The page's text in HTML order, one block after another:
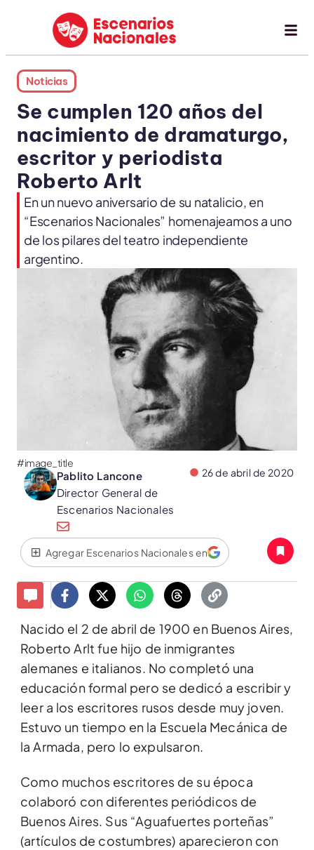
Noticias
Se cumplen 120 años del
nacimiento de dramaturgo,
escritor y periodista
Roberto Arlt
En un nuevo aniversario de su natalicio, en
“Escenarios Nacionales” homenajeamos a uno
de los pilares del teatro independiente
argentino.
#image_title
Pablito Lancone
Director General de
Escenarios Nacionales
26 de abril de 2020
Agregar Escenarios Nacionales en
Nacido el 2 de abril de 1900 en Buenos Aires,
Roberto Arlt fue hijo de inmigrantes
alemanes e italianos. No completó una
educación formal pero se dedicó a escribir y
leer a los escritores rusos desde muy joven.
Estuvo un tiempo en la Escuela Mecánica de
la Armada, pero lo expulsaron.
Como muchos escritores de su época
colaboró con diferentes periódicos de
Buenos Aires. Sus “Aguafuertes porteñas”
(artículos de costumbres) aparecieron con